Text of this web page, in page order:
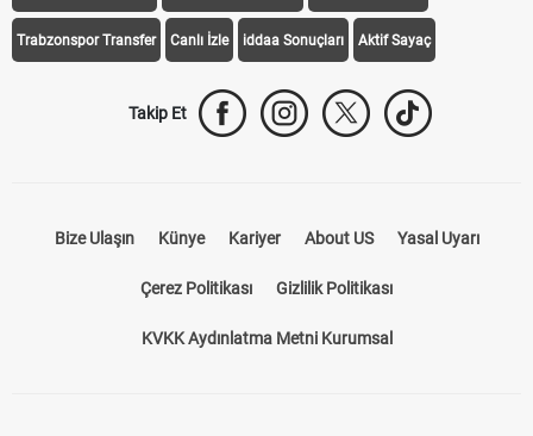
Trabzonspor Transfer Canlı İzle iddaa Sonuçları Aktif Sayaç
Takip Et
Bize Ulaşın Künye Kariyer About US Yasal Uyarı
Çerez Politikası Gizlilik Politikası
KVKK Aydınlatma Metni Kurumsal